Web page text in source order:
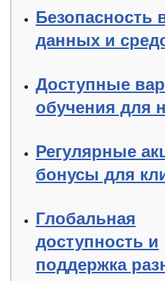
Безопасность
данных и
Доступные
обучения для
Регулярные
бонусы для
Глобальная
доступность и
поддержка